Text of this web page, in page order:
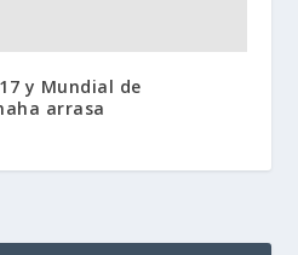
y Mundial de
arrasa